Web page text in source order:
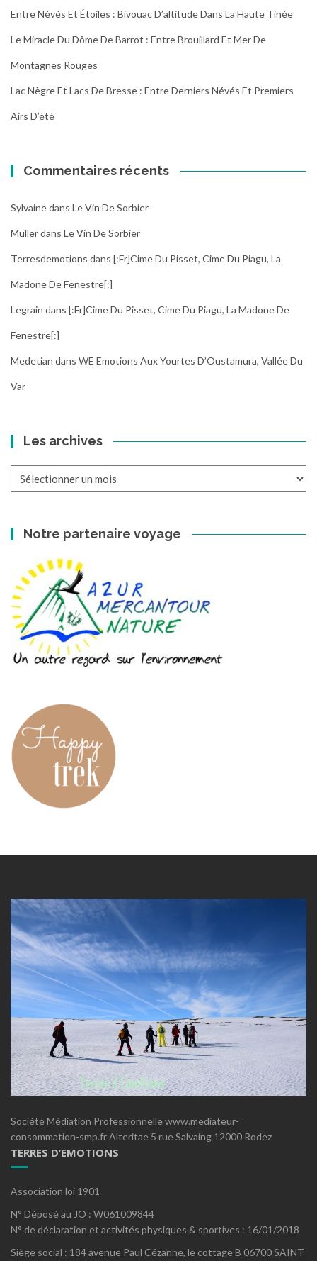
Entre Névés Et Étoiles : Bivouac D’altitude Dans La Haute Tinée
Le Miracle Du Dôme De Barrot : Entre Brouillard Et Mer De
Montagnes Rouges
Lac Nègre Et Lacs De Bresse : Entre Derniers Névés Et Premiers
Airs D’été
Commentaires récents
Sylvainedans Le Vin De Sorbier
Mullerdans Le Vin De Sorbier
Terresdemotions dans [:fr]Cime Du Pisset, Cime Du Piagu, La
Madone De Fenestre[:]
Legrain dans [:fr]Cime Du Pisset, Cime Du Piagu, La Madone De
Fenestre[:]
Medetian dans WE Emotions Aux Yourtes D’Oustamura, Vallée Du
Var
Les archives
Notre partenaire voyage
Société Médiation Professionnelle www.mediateur-
consommation-smp.fr Alteritae 5 rue Salvaing 12000 Rodez
TERRES D’EMOTIONS
Association loi 1901
N° Déposé au JO : W061009844
N° de déclaration et activités physiques & sportives : 16/01/2018
Siège social : 184 avenue Paul Cézanne, le cottage B 06700 SAINT